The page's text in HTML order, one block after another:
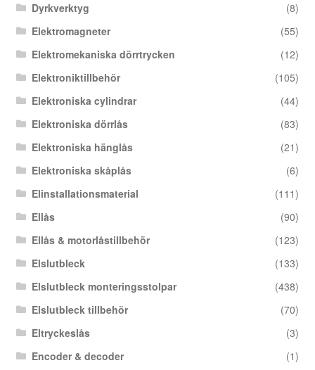
Dyrkverktyg
(8)
Elektromagneter
(55)
Elektromekaniska dörrtrycken
(12)
Elektroniktillbehör
(105)
Elektroniska cylindrar
(44)
Elektroniska dörrlås
(83)
Elektroniska hänglås
(21)
Elektroniska skåplås
(6)
Elinstallationsmaterial
(111)
Ellås
(90)
Ellås & motorlåstillbehör
(123)
Elslutbleck
(133)
Elslutbleck monteringsstolpar
(438)
Elslutbleck tillbehör
(70)
Eltryckeslås
(3)
Encoder & decoder
(1)